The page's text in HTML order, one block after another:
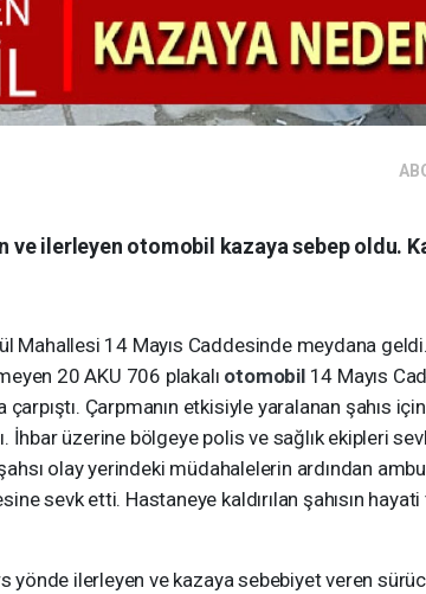
ve ilerleyen otomobil kazaya sebep oldu.
Mahallesi 14 Mayıs Caddesinde meydana
20 AKU 706 plakalı otomobil 14 Mayıs
Çarpmanın etkisiyle yaralanan şahıs
İhbar üzerine bölgeye polis ve sağlık ekipleri
olay yerindeki müdahalelerin ardından
sevk etti. Hastaneye kaldırılan şahısın
yönde ilerleyen ve kazaya sebebiyet veren